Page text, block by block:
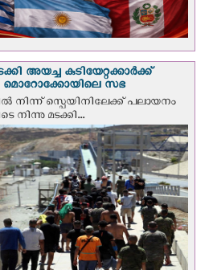
അയച്ച കുടിയേറ്റക്കാര്‍ക്ക്
മൊറോക്കോയിലെ സഭ
നിന്ന് സ്പെയിനിലേക്ക് പലായനം
നിന്നു മടക്കി...